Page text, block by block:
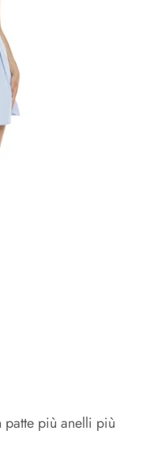
più anelli più